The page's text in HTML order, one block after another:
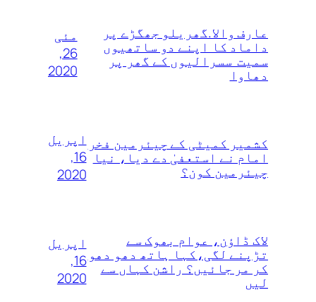
عارف والا.گھریلو جھگڑے پر
داماد کا اپنے دو ساتھیوں
سمیت سسرالیوں کے گھر پر
دھاوا
مئی
26,
2020
کشمیر کمیٹی کے چیئرمین فخر
امام نے استعفیٰ دے دیا، نیا
چیئرمین کون؟
اپریل
16,
2020
لاک ڈاؤن، عوام بھوک سے
تڑپنے لگی،کہا ہاتھ دھو دھو
کر مر جائیں؟ راشن کہاں سے
لیں
اپریل
16,
2020